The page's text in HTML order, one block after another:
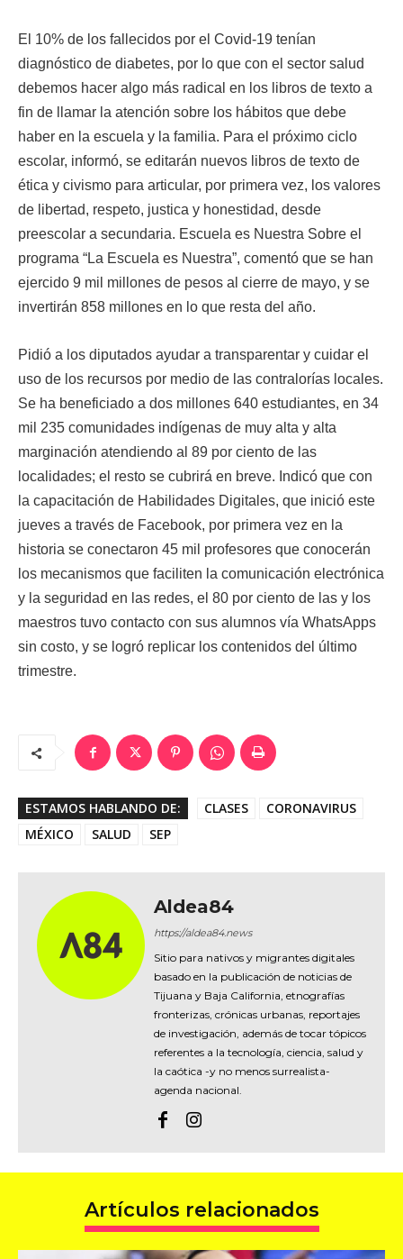
El 10% de los fallecidos por el Covid-19 tenían
diagnóstico de diabetes, por lo que con el sector salud
debemos hacer algo más radical en los libros de texto a
fin de llamar la atención sobre los hábitos que debe
haber en la escuela y la familia. Para el próximo ciclo
escolar, informó, se editarán nuevos libros de texto de
ética y civismo para articular, por primera vez, los valores
de libertad, respeto, justica y honestidad, desde
preescolar a secundaria. Escuela es Nuestra Sobre el
programa “La Escuela es Nuestra”, comentó que se han
ejercido 9 mil millones de pesos al cierre de mayo, y se
invertirán 858 millones en lo que resta del año.
Pidió a los diputados ayudar a transparentar y cuidar el
uso de los recursos por medio de las contralorías locales.
Se ha beneficiado a dos millones 640 estudiantes, en 34
mil 235 comunidades indígenas de muy alta y alta
marginación atendiendo al 89 por ciento de las
localidades; el resto se cubrirá en breve. Indicó que con
la capacitación de Habilidades Digitales, que inició este
jueves a través de Facebook, por primera vez en la
historia se conectaron 45 mil profesores que conocerán
los mecanismos que faciliten la comunicación electrónica
y la seguridad en las redes, el 80 por ciento de las y los
maestros tuvo contacto con sus alumnos vía WhatsApps
sin costo, y se logró replicar los contenidos del último
trimestre.
ESTAMOS HABLANDO DE: CLASES
CORONAVIRUS
MÉXICO
SALUD SEP
Aldea84
https://aldea84.news
Sitio para nativos y migrantes digitales
basado en la publicación de noticias de
Tijuana y Baja California, etnografías
fronterizas, crónicas urbanas, reportajes
de investigación, además de tocar tópicos
referentes a la tecnología, ciencia, salud y
la caótica -y no menos surrealista-
agenda nacional.
Artículos relacionados